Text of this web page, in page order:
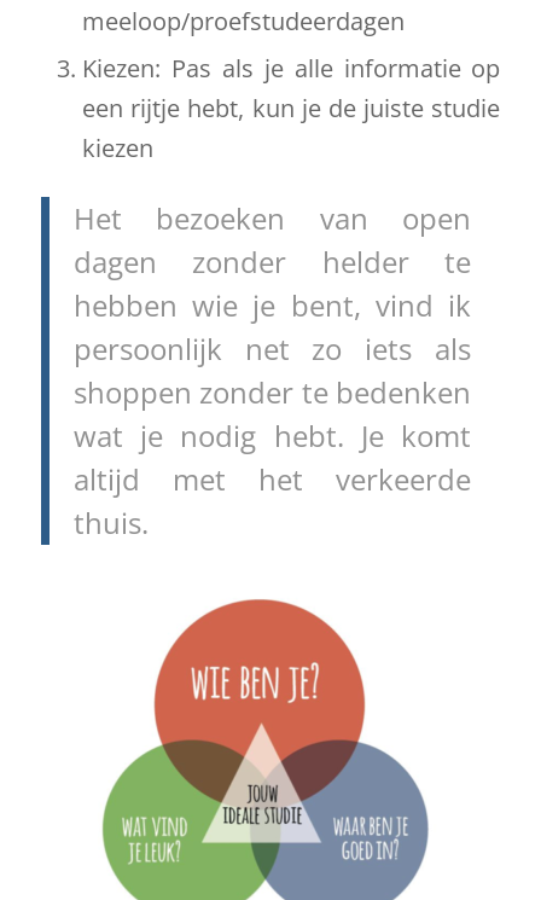
meeloop/proefstudeerdagen
Kiezen: Pas als je alle informatie op
een rijtje hebt, kun je de juiste studie
kiezen
Het bezoeken van open
dagen zonder helder te
hebben wie je bent, vind ik
persoonlijk net zo iets als
shoppen zonder te bedenken
wat je nodig hebt. Je komt
altijd met het verkeerde
thuis.